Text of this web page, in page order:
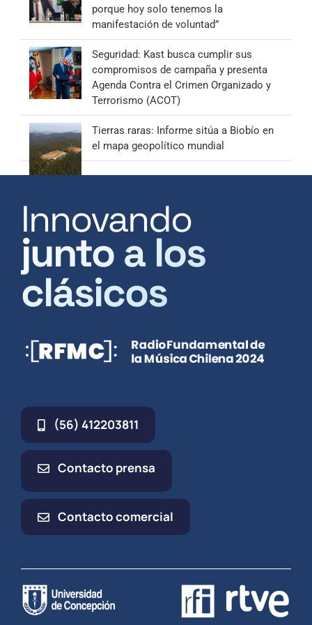
porque hoy solo tenemos la
manifestación de voluntad”
Seguridad: Kast busca cumplir sus
compromisos de campaña y presenta
Agenda Contra el Crimen Organizado y
Terrorismo (ACOT)
Tierras raras: Informe sitúa a Biobío en
el mapa geopolítico mundial
Innovando
junto a los
clásicos
(56) 412203811
Contacto prensa
Contacto comercial